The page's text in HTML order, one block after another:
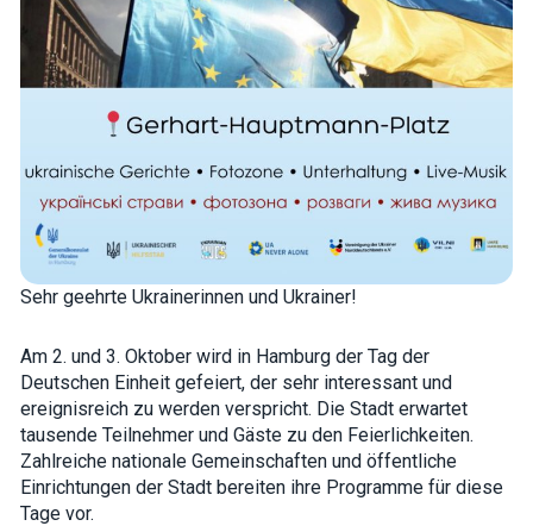
Sehr geehrte Ukrainerinnen und Ukrainer!
Am 2. und 3. Oktober wird in Hamburg der Tag der
Deutschen Einheit gefeiert, der sehr interessant und
ereignisreich zu werden verspricht. Die Stadt erwartet
tausende Teilnehmer und Gäste zu den Feierlichkeiten.
Zahlreiche nationale Gemeinschaften und öffentliche
Einrichtungen der Stadt bereiten ihre Programme für diese
Tage vor.
how the
website is
used.
Experience
our website
as well as
during your
visit. If you
refuse these
cookies,
will
disappear
from the
website.
Marketing